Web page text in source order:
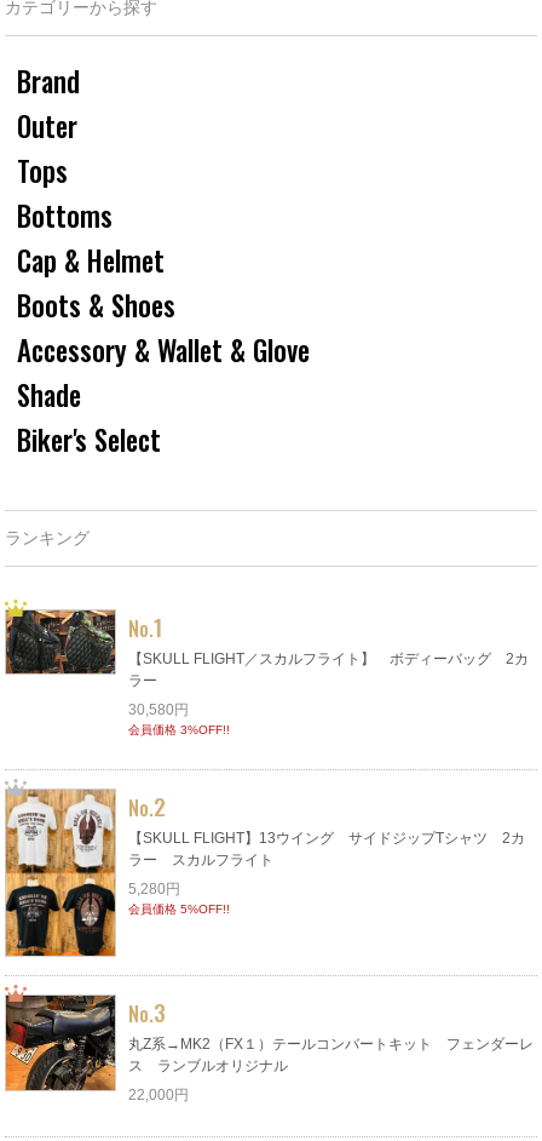
カテゴリーから探す
Brand
Outer
Tops
Bottoms
Cap & Helmet
Boots & Shoes
Accessory & Wallet & Glove
Shade
Biker's Select
ランキング
No.1
【SKULL FLIGHT／スカルフライト】 ボディーバッグ 2カ
ラー
30,580円
会員価格 3%OFF!!
No.2
【SKULL FLIGHT】13ウイング サイドジップTシャツ 2カ
ラー スカルフライト
5,280円
会員価格 5%OFF!!
No.3
丸Z系→MK2（FX１）テールコンバートキット フェンダーレ
ス ランブルオリジナル
22,000円